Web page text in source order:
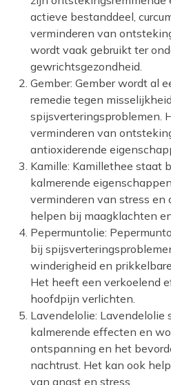
actieve bestanddeel,
verminderen van
wordt vaak gebruikt ter
gewrichtsgezondheid.
Gember: Gember wordt al
remedie tegen
spijsverteringsproblemen.
verminderen van
antioxiderende
Kamille: Kamillethee staat
kalmerende
verminderen van stress en
helpen bij maagklachten
Pepermuntolie:
bij
winderigheid en
Het heeft een verkoelend
hoofdpijn verlichten.
Lavendelolie: Lavendelolie
kalmerende effecten en
ontspanning en het
nachtrust. Het kan ook
van angst en stress.